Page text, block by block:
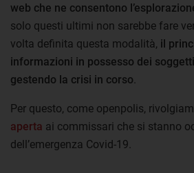
web che ne consentono
solo questi ultimi non sarebbe fare
volta definita questa modalità, il
informazioni in possesso dei
gestendo la crisi in corso
Per questo, come openpolis,
aperta ai commissari che si stanno
dell’emergenza Covid-19.